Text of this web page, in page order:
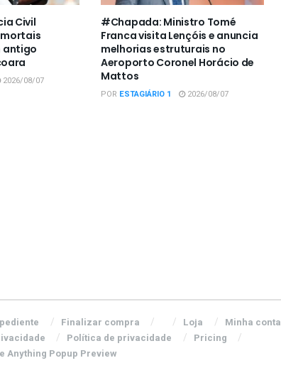
Civil
antigo
2026/08/07
#Chapada: Ministro Tomé
Franca visita Lençóis e anuncia
melhorias estruturais no
Aeroporto Coronel Horácio de
Mattos
POR ESTAGIÁRIO 1 2026/08/07
Finalizar compra Loja
Minha conta
Política de privacidade
Pricing
Anything Popup Preview